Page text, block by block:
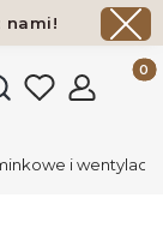
nami!
zł
i